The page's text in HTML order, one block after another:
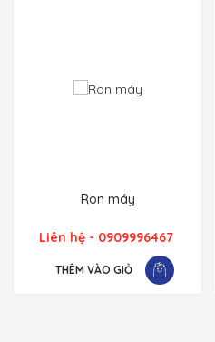
Ron máy
Liên hệ - 0909996467
THÊM VÀO GIỎ